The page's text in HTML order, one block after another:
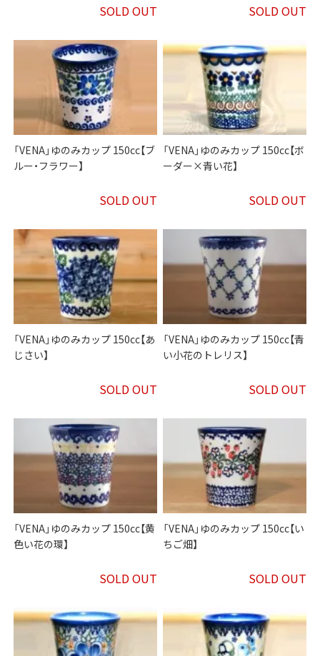
SOLD OUT SOLD OUT
「VENA」ゆのみカップ 150cc【ブ
ルー・フラワー】
SOLD OUT
「VENA」ゆのみカップ 150cc【ボ
ーダー×青い花】
SOLD OUT
「VENA」ゆのみカップ 150cc【あ
じさい】
SOLD OUT
「VENA」ゆのみカップ 150cc【青
い小花のトレリス】
SOLD OUT
「VENA」ゆのみカップ 150cc【黄
色い花の環】
SOLD OUT
「VENA」ゆのみカップ 150cc【い
ちご畑】
SOLD OUT